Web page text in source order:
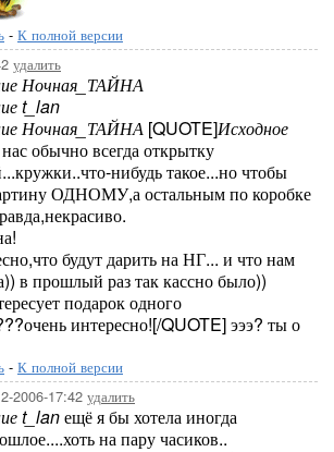
- К полной версии
удалить
Ночная_ТАЙНА
t_lan
Ночная_ТАЙНА [QUOTE]Исходное
обычно всегда открытку
нибудь такое...но чтобы
ОДНОМУ,а остальным по коробке
будут дарить на НГ... и что нам
в прошлый раз так кассно было))
подарок одного
интересно![/QUOTE] эээ? ты о
- К полной версии
2006-17:42 удалить
t_lanещё я бы хотела иногда
на пару часиков..